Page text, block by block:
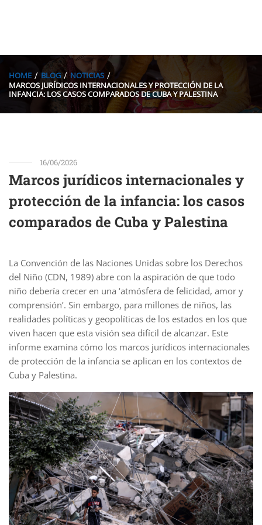
HOME BLOG
NOTICIAS
MARCOS JURÍDICOS INTERNACIONALES Y PROTECCIÓN DE LA
INFANCIA: LOS CASOS COMPARADOS DE CUBA Y PALESTINA
16/06/2026
Marcos jurídicos internacionales y
protección de la infancia: los casos
comparados de Cuba y Palestina
La Convención de las Naciones Unidas sobre los Derechos
del Niño (CDN, 1989) abre con la aspiración de que todo
niño debería crecer en una ‘atmósfera de felicidad, amor y
comprensión’. Sin embargo, para millones de niños, las
realidades políticas y geopolíticas de los estados en los que
viven hacen que esta visión sea difícil de alcanzar. Este
informe examina cómo los marcos jurídicos internacionales
de protección de la infancia se aplican en los contextos de
Cuba y Palestina.